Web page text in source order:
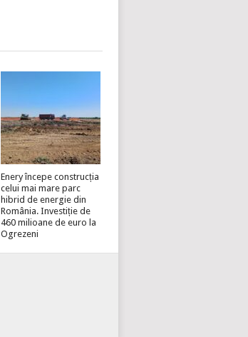
Enery începe construcția
celui mai mare parc
hibrid de energie din
România. Investiție de
460 milioane de euro la
Ogrezeni